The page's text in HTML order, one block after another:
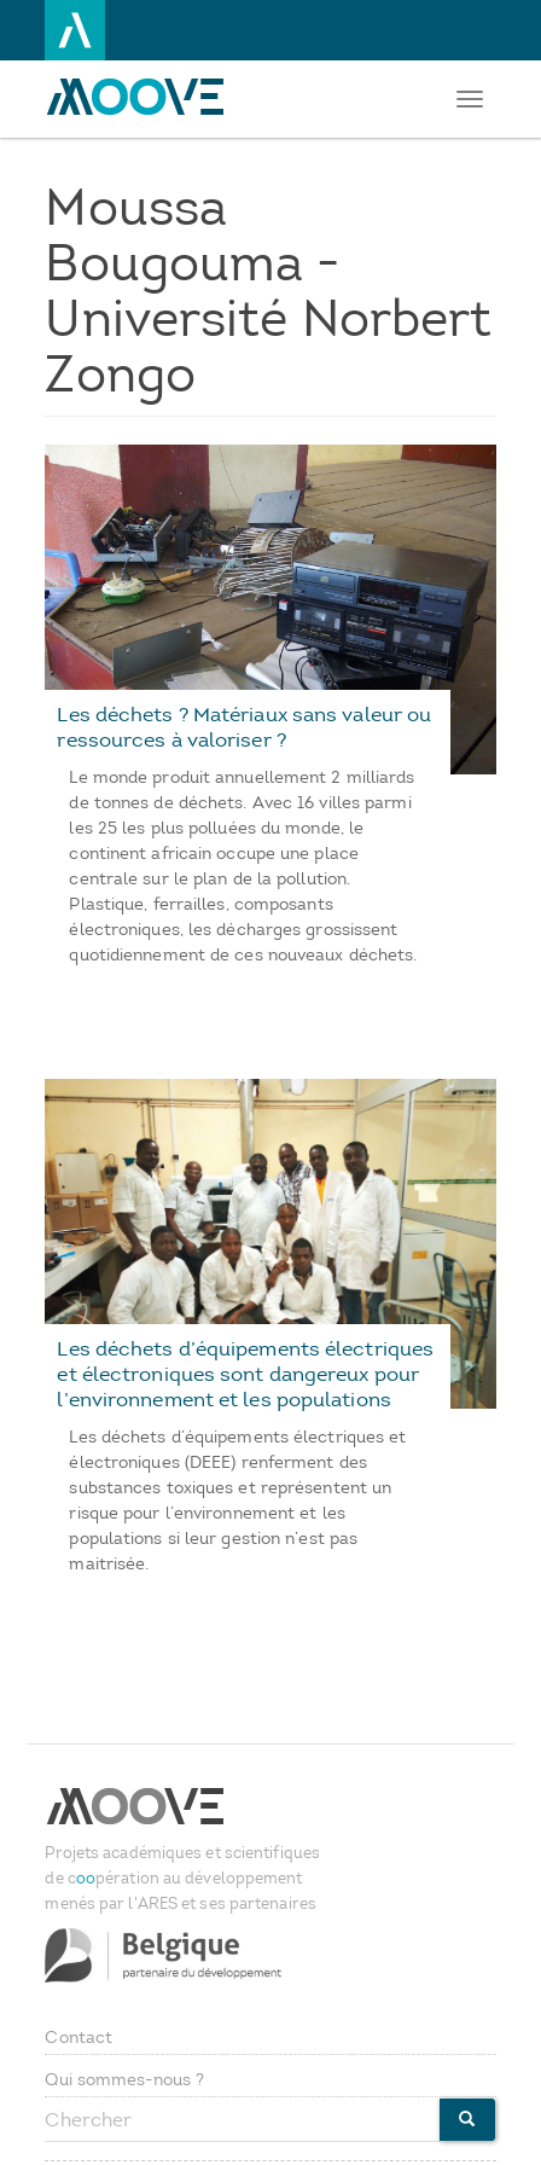
au
principal
Toggle
Moussa
Bougouma -
Université Norbert
Zongo
Les déchets ? Matériaux sans valeur ou
ressources à valoriser ?
Le monde produit annuellement 2 milliards
de tonnes de déchets. Avec 16 villes parmi
les 25 les plus polluées du monde, le
continent africain occupe une place
centrale sur le plan de la pollution.
Plastique, ferrailles, composants
électroniques, les décharges grossissent
quotidiennement de ces nouveaux déchets.
Les déchets d’équipements électriques
et électroniques sont dangereux pour
l’environnement et les populations
Les déchets d’équipements électriques et
électroniques (DEEE) renferment des
substances toxiques et représentent un
risque pour l’environnement et les
populations si leur gestion n’est pas
maitrisée.
Projets académiques et scientifiques
de coopération au développement
menés par l'ARES et ses partenaires
Footer
menu
Contact
Qui sommes-nous ?
Chercher